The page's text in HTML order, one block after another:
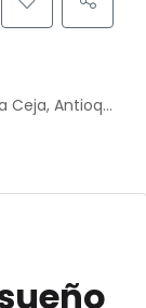
Colombia